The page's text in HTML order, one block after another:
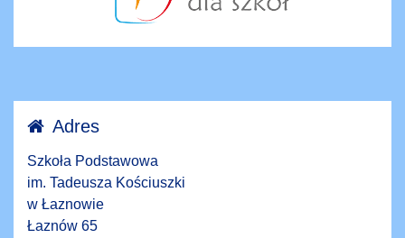
Adres
Szkoła Podstawowa
im. Tadeusza Kościuszki
w Łaznowie
Łaznów 65